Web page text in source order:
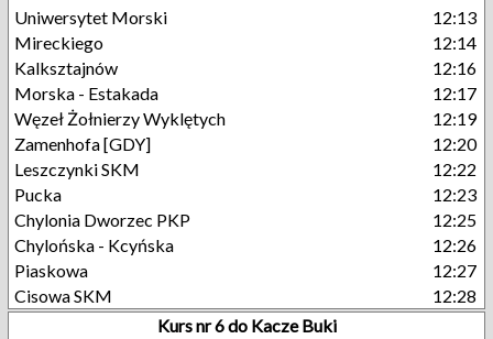
Uniwersytet Morski
12:13
Mireckiego
12:14
Kalksztajnów
12:16
Morska - Estakada
12:17
Węzeł Żołnierzy Wyklętych
12:19
Zamenhofa [GDY]
12:20
Leszczynki SKM
12:22
Pucka
12:23
Chylonia Dworzec PKP
12:25
Chylońska - Kcyńska
12:26
Piaskowa
12:27
Cisowa SKM
12:28
Kurs nr 6 do Kacze Buki